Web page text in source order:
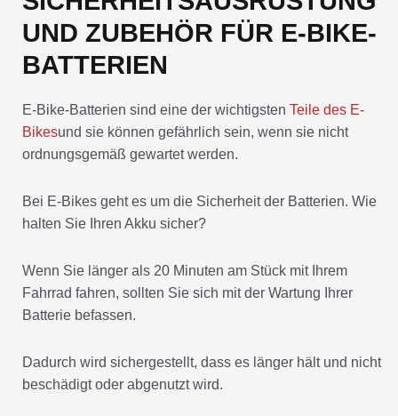
UND ZUBEHÖR FÜR E-BIKE-
BATTERIEN
Bikesund sie können gefährlich sein, wenn sie nicht
ordnungsgemäß gewartet werden.
halten Sie Ihren Akku sicher?
Fahrrad fahren, sollten Sie sich mit der Wartung Ihrer
Batterie befassen.
beschädigt oder abgenutzt wird.